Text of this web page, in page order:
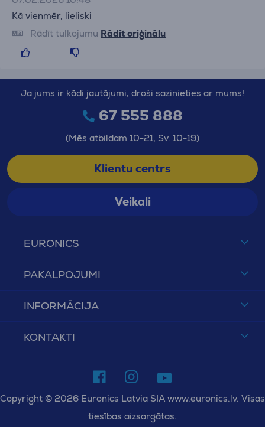
Kā vienmēr, lieliski
Rādīt tulkojumu Rādīt oriģinālu
EURONICS
PAKALPOJUMI
INFORMĀCIJA
KONTAKTI
Ja jums ir kādi jautājumi, droši sazinieties ar mums!
67 555 888
(Mēs atbildam 10-21, Sv. 10-19)
Klientu centrs
Veikali
Copyright © 2026 Euronics Latvia SIA www.euronics.lv. Visas
tiesības aizsargātas.